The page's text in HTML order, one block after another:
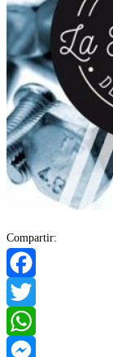
Compartir:
Facebook
Twitter
WhatsApp